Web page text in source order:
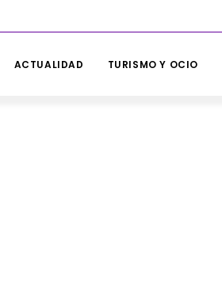
ACTUALIDAD TURISMO Y OCIO